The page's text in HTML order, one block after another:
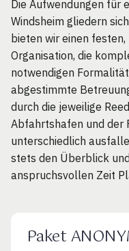
Die Aufwendungen für
Windsheim gliedern
bieten wir einen
Organisation, die
notwendigen
abgestimmte
durch die jeweilige
Abfahrtshafen und der
unterschiedlich
stets den Überblick
anspruchsvollen Zeit
Paket